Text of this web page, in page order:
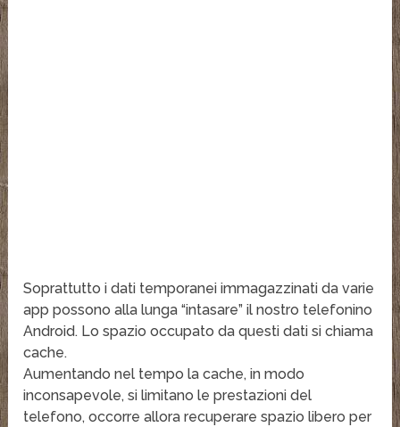
Soprattutto i dati temporanei immagazzinati da varie
app possono alla lunga “intasare” il nostro telefonino
Android. Lo spazio occupato da questi dati si chiama
cache.
Aumentando nel tempo la cache, in modo
inconsapevole, si limitano le prestazioni del
telefono, occorre allora recuperare spazio libero per